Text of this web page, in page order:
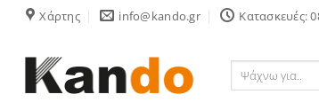
Skip
content
Χάρτης info@kando.gr Κατασκευές:
Ψάχνω